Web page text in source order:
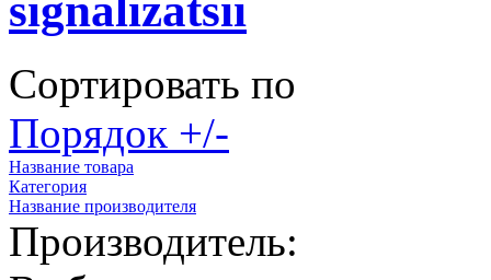
Сортировать по
Порядок +/-
Название товара
Категория
Название производителя
Производитель: